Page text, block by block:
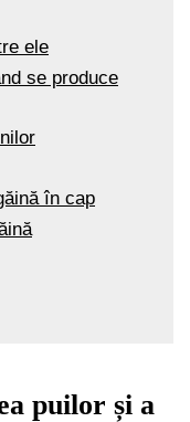
ele
se produce
în cap
puilor și a